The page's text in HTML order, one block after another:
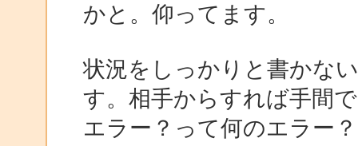
かと。仰ってます。
状況をしっかりと書かな
す。相手からすれば手間
エラー？って何のエラー